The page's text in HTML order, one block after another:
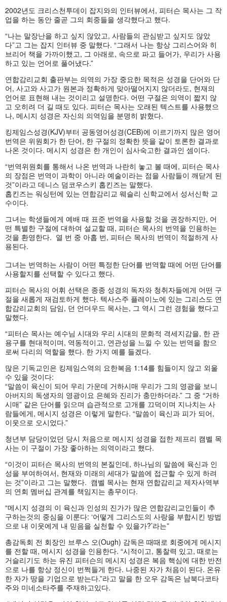
2002년도 크리스천투데이 잡지와의 인터뷰에서, 피터슨 목사는 그 작
업을 하는 동안 줄곧 그의 회중들을 생각했다고 했다.
“나는 말장난을 하고 싶지 않았고, 사람들의 관심받고 싶지도 않았
다”고 그는 잡지 인터뷰 중 말했다. “그래서 나는 항상 그리스어와 히
브리어 책을 가까이했고, 그 아래로, 속으로 파고 들어가, 우리가 사용
하고 있는 언어로 풀어냈다.”
연합감리교회 출판부는 의역의 가장 중요한 목적은 성경을 단어와 단
어, 사고와 사고가 원본과 정확하게 맞아떨어지지 않더라도, 현재의
언어로 표현해 내는 것이리고 설명한다. 어떤 구절은 의역이 짧지 않
고 오히려 더 길 때도 있다. 피터슨 목사는 오래된 텍스트를 사용했으
나, 메시지 성경은 자신의 의역임을 분명히 밝혔다.
킹제임스성경(KJV)부터 공동영어성경(CEB)에 이르기까지 많은 영어
번역은 위원회가 한 단어, 한 구절의 정확한 뜻을 같이 토론한 결과로
나온 것이다. 메시지 성경은 한 개인이 심사숙고한 결과인 셈이다.
“번역위원회를 통해서 나온 번역과 나란히 놓고 볼 때에, 피터슨 목사
의 장점은 번역이 과학이 아니라 예술이라는 점을 사람들이 깨닫게 된
것”이라고 데니스 덤코우스키 홉킨즈는 말했다.
홉킨즈는 워싱턴에 있는 연합감리교 웨슬리 신학교에서 성서신학 교
수이다.
그녀는 학생들에게 예배 때 표준 번역을 사용할 것을 권장하지만, 어
떤 특별한 구절에 대하여 설교할 때, 피터슨 목사의 번역을 인용하는
것을 환영한다. 열 번 중 아홉 번, 피터슨 목사의 번역이 적절하게 사
용된다.
그녀는 번역하는 사람이 어떤 특정한 단어를 번역할 때에 어떤 단어를
사용할지를 선택할 수 있다고 했다.
피터슨 목사의 어휘 선택은 종종 성경의 독자와 청취자들에게 어떤 구
절을 새롭게 재검토하게 했다. 텍사스주 플레이노에 있는 그리스도 연
합감리교회의 담임, 던 언더우드 목사는, 그 역시 그런 경험을 했다고
말했다.
“피터슨 목사는 예수님 시대와 우리 시대의 문화적 격세지감을, 한 관
용구를 현대적이며, 역동적이고, 연관성을 느낄 수 있는 번역을 함으
로써 다리의 역할을 했다. 한 가지 예를 들겠다.
많은 기독교인은 킹제임스역의 요한복음 1:14를 힘들이지 않고 외울
수 있을 것이다:
“말씀이 육신이 되어 우리 가운데 거하시매 우리가 그의 영광을 보니
아버지의 독생자의 영광이요 은혜와 진리가 충만하더라.” 그 중 “거하
시매” 같은 단어를 읽으며 습관적으로 고개를 끄덕이며 지나치는 사
람들에게, 메시지 성경은 이렇게 말한다. “말씀이 육신과 피가 되어,
이웃으로 오시었다.”
청년부 담당이었던 당시 처음으로 메시지 성경을 접한 제프리 캠벨 목
사는 이 구절이 가장 좋아하는 의역이라고 했다.
“이것이 피터슨 목사의 번역의 본질인데, 하나님의 말씀에 육신과 인
성을 부여하여서, 현재와 미래의 세대가 말씀에 접근할 수 있게 하려
는 것”이라고 그는 말했다. 캠벨 목사는 현재 연합감리교 제자사역부
의 연회 멤버십 관계를 책임지는 총무이다.
“메시지 성경의 이 육신과 인성의 진가가 많은 연합감리교인들이 추
구하는것의 중심을 이룬다: ‘어떻게 그리스도의 사랑을 부합시킨 방법
으로 내 이웃에게 내 믿음을 실천할 수 있을가?’라는”
총감독회 전 회장인 브루스 오(Ough) 감독은 때때로 회중에게 메시지
를 전할 때, 메시지 성경을 인용한다. “시적이고, 통찰력 있고, 때로는
거슬리기도 하는 유진 피터슨의 메시지 성경은 복음 핵심에 대한 반전
으로 나를 항상 정신이 번쩍들게 한다. 나중된 자가 처음이 된다. 온유
한 자가 땅을 기업으로 받는다.”라고 말을 한 오우 감독은 남북다코타
주와 미네소타주를 주재하고있다.